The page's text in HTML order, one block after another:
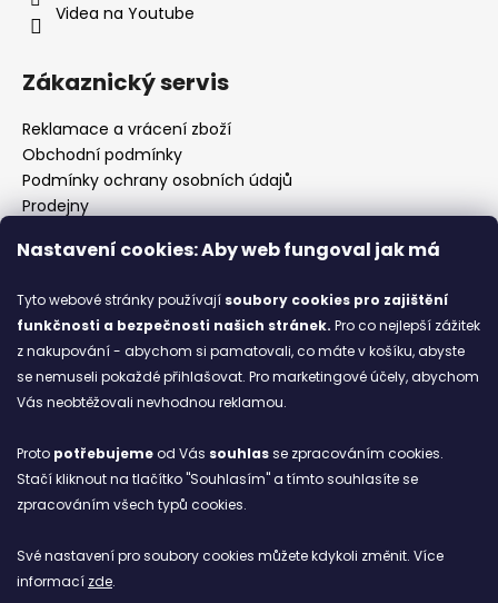
Nastavení cookies: Aby web fungoval jak má
Tyto webové stránky používají soubory cookies pro zajištění
funkčnosti a bezpečnosti našich stránek. Pro co nejlepší zážitek
z nakupování - abychom si pamatovali, co máte v košíku, abyste
se nemuseli pokaždé přihlašovat. Pro marketingové účely, abychom
Vás neobtěžovali nevhodnou reklamou.
Proto potřebujemeod Vás souhlasse zpracováním cookies.
Stačí kliknout na tlačítko "Souhlasím" a tímto souhlasíte se
zpracováním všech typů cookies.
Své nastavení pro soubory cookies můžete kdykoli změnit. Více
informací zde.
Videa na Youtube
Zákaznický servis
Reklamace a vrácení zboží
Obchodní podmínky
Podmínky ochrany osobních údajů
Prodejny
Značky
Blog
Ze starých bot staronové
ARCHIV
Facebook